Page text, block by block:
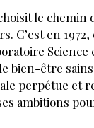
le chemin
C’est en
bien-être
perpétue et
ambitions